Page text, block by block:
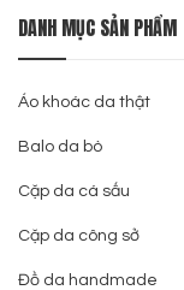
DANH MỤC SẢN PHẨM
Áo khoác da thật
Balo da bò
Cặp da cá sấu
Cặp da công sở
Đồ da handmade